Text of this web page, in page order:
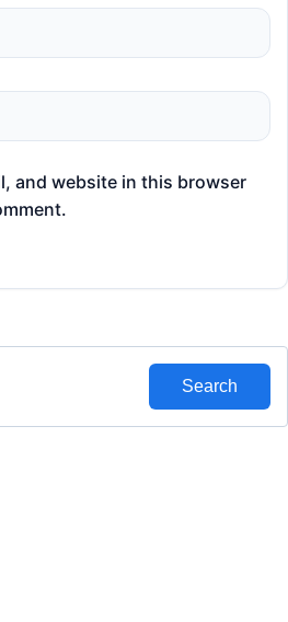
and website in this browser
Search